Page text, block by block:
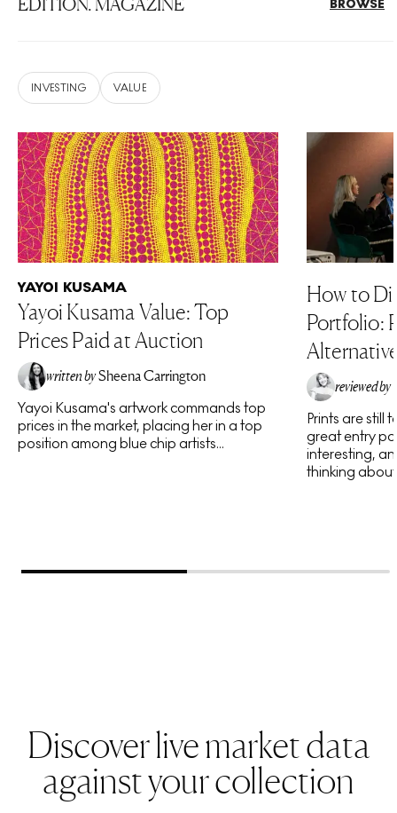
EDITION. MAGAZINE BROWSE
INVESTING VALUE
YAYOI KUSAMA
Yayoi Kusama Value: Top
Prices Paid at Auction
written bySheena Carrington
Yayoi Kusama's artwork commands top
prices in the market, placing her in a top
position among blue chip artists...
How to
Portfolio:
EA
reviewed by
Prints are still
great entry
interesting,
thinking
Discover live market data
against your collection